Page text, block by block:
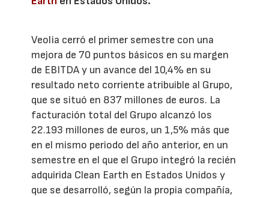
Veolia cerró el primer semestre con una
mejora de 70 puntos básicos en su margen
de EBITDA y un avance del 10,4% en su
resultado neto corriente atribuible al Grupo,
que se situó en 837 millones de euros. La
facturación total del Grupo alcanzó los
22.193 millones de euros, un 1,5% más que
en el mismo periodo del año anterior, en un
semestre en el que el Grupo integró la recién
adquirida Clean Earth en Estados Unidos y
que se desarrolló, según la propia compañía,